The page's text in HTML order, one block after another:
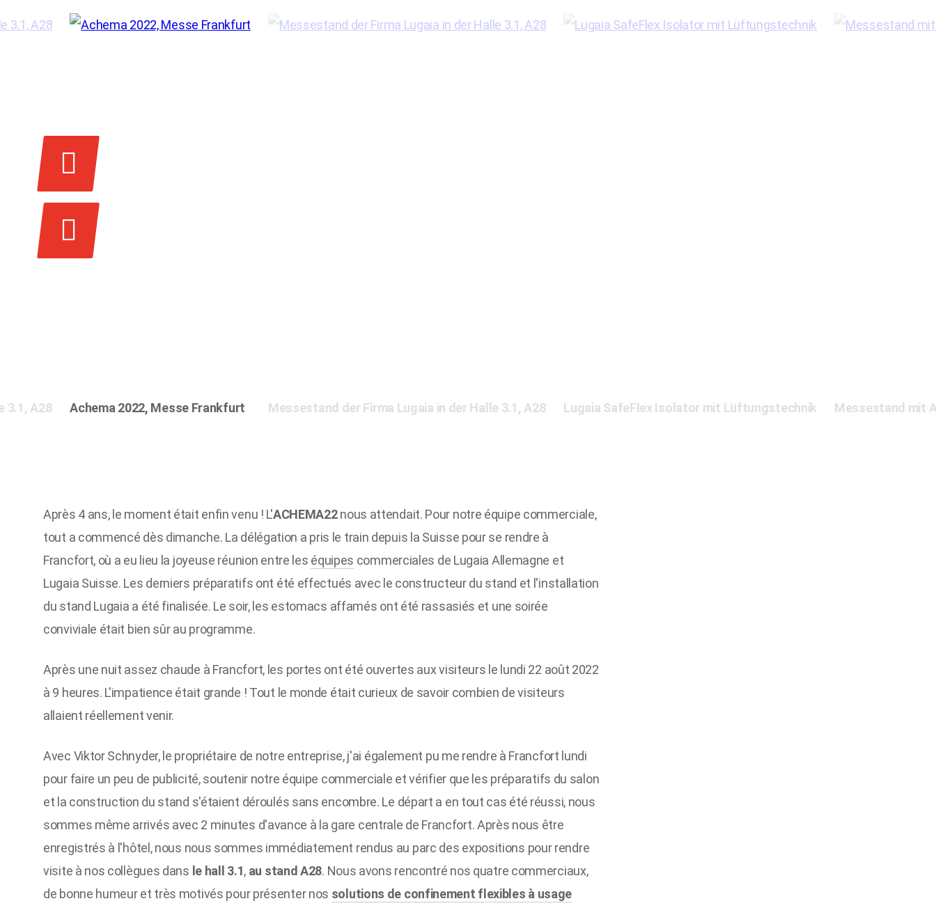
3.1, A28 Achema 2022, Messe Frankfurt Messestand der Firma Lugaia in der Halle 3.1, A28 Lugaia SafeFlex Isolator mit Lüftungstechnik Messestand mit
Après 4 ans, le moment était enfin venu ! L'ACHEMA22nous attendait. Pour notre équipe commerciale,
tout a commencé dès dimanche. La délégation a pris le train depuis la Suisse pour se rendre à
Francfort, où a eu lieu la joyeuse réunion entre les équipes commerciales de Lugaia Allemagne et
Lugaia Suisse. Les derniers préparatifs ont été effectués avec le constructeur du stand et l'installation
du stand Lugaia a été finalisée. Le soir, les estomacs affamés ont été rassasiés et une soirée
conviviale était bien sûr au programme.
Après une nuit assez chaude à Francfort, les portes ont été ouvertes aux visiteurs le lundi 22 août 2022
à 9 heures. L'impatience était grande ! Tout le monde était curieux de savoir combien de visiteurs
allaient réellement venir.
Avec Viktor Schnyder, le propriétaire de notre entreprise, j'ai également pu me rendre à Francfort lundi
pour faire un peu de publicité, soutenir notre équipe commerciale et vérifier que les préparatifs du salon
et la construction du stand s'étaient déroulés sans encombre. Le départ a en tout cas été réussi, nous
sommes même arrivés avec 2 minutes d'avance à la gare centrale de Francfort. Après nous être
enregistrés à l'hôtel, nous nous sommes immédiatement rendus au parc des expositions pour rendre
visite à nos collègues dans le hall 3.1, au stand A28. Nous avons rencontré nos quatre commerciaux,
de bonne humeur et très motivés pour présenter nos solutions de confinement flexibles à usage